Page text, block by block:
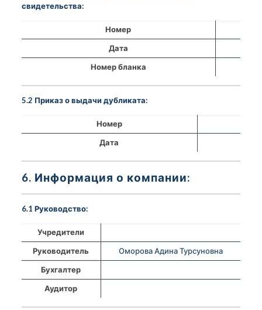
свидетельства:
Номер
Дата
Номер бланка
5.2 Приказ о выдачи дубликата:
Номер
Дата
6. Информация о компании:
6.1 Руководство:
Учредители
Руководитель
Оморова Адина Турсуновна
Бухгалтер
Аудитор